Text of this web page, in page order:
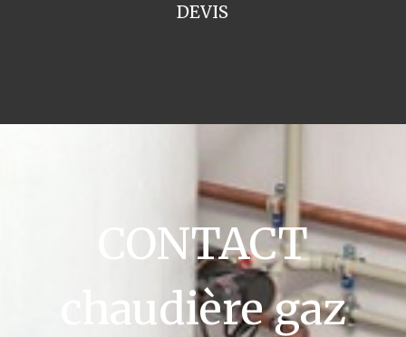
DEVIS
CONTACT
chaudière gaz